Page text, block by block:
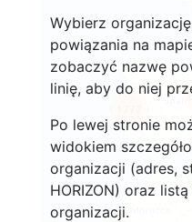
Wybierz
powiązania na
zobaczyć nazwę
linię, aby do niej
Po lewej stronie
widokiem
organizacji (adres,
HORIZON) oraz
organizacji.